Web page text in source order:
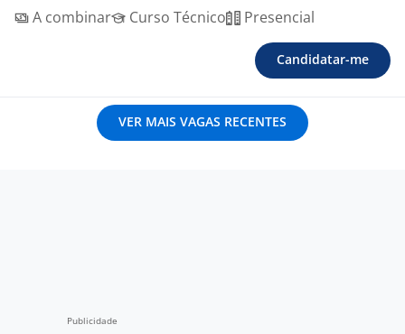
A combinar
Curso Técnico Presencial
Candidatar-me
VER MAIS VAGAS RECENTES